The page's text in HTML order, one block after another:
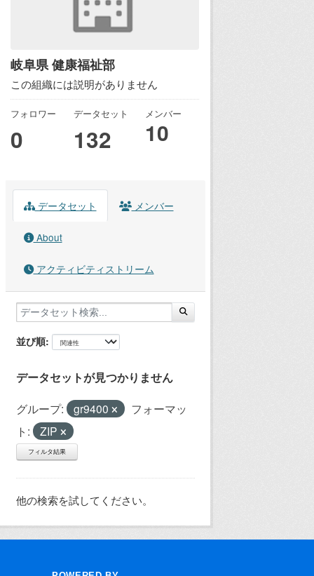
岐阜県 健康福祉部
この組織には説明がありません
フォロワー
0
データセット
132
メンバー
10
データセット メンバー
About
アクティビティストリーム
並び順
データセットが見つかりません
グループ: gr9400
フォーマッ
ト:
ZIP
フィルタ結果
他の検索を試してください。